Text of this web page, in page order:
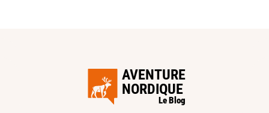
AVENTURE
NORDIQUE
Le Blog